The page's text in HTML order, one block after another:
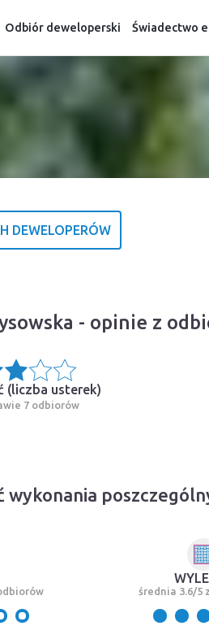
Odbiór deweloperski Świadectwo
DEWELOPERÓW
- opinie z
(liczba usterek)
7 odbiorów
wykonania
średnia 3.6/5